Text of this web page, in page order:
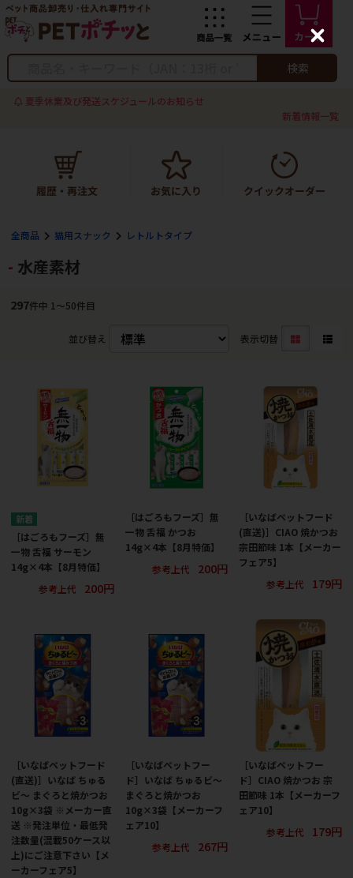
検索
夏季休業及び発送スケジュールのお知らせ
新着情報一覧
全商品 猫用スナック レトルトタイプ
水産素材
297件中 1〜50件目
並び替え 表示切替
［はごろもフーズ］無
一物 舌福 サーモン
14g×4本【8月特価】
参考上代
200円
［はごろもフーズ］無
一物 舌福 かつお
14g×4本【8月特価】
参考上代
200円
［いなばペットフード
(直送)］CIAO 焼かつお
宗田節味 1本【メーカー
フェア5】
参考上代
179円
［いなばペットフード
(直送)］いなば ちゅる
ビ～ まぐろと焼かつお
10g×3袋 ※メーカー直
送 ※発注単位・最低発
注数量(混載50ケース以
上)にご注意下さい【メ
ーカーフェア5】
［いなばペットフー
ド］いなば ちゅるビ～
まぐろと焼かつお
10g×3袋【メーカーフ
ェア10】
参考上代
267円
［いなばペットフー
ド］CIAO 焼かつお 宗
田節味 1本【メーカーフ
ェア10】
参考上代
179円
C
l
s